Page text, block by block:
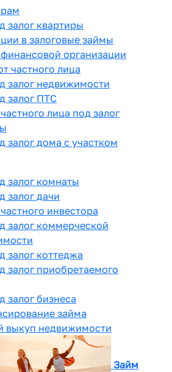
залог квартиры
в залоговые займы
организации
частного лица
залог недвижимости
залог ПТС
лица под залог
залог дома с участком
залог комнаты
залог дачи
инвестора
залог коммерческой
залог коттеджа
залог приобретаемого
залог бизнеса
займа
выкуп недвижимости
Займ